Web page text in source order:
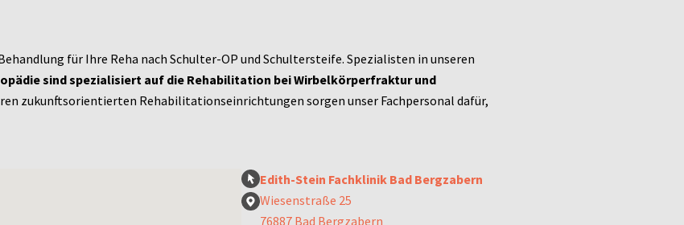
für Ihre Reha nach Schulter-OP und Schultersteife. Spezialisten in unseren
sind spezialisiert auf die Rehabilitation bei Wirbelkörperfraktur und
zukunftsorientierten Rehabilitationseinrichtungen sorgen unser Fachpersonal dafür,
Edith-Stein Fachklinik Bad Bergzabern
Wiesenstraße 25
76887 Bad Bergzabern